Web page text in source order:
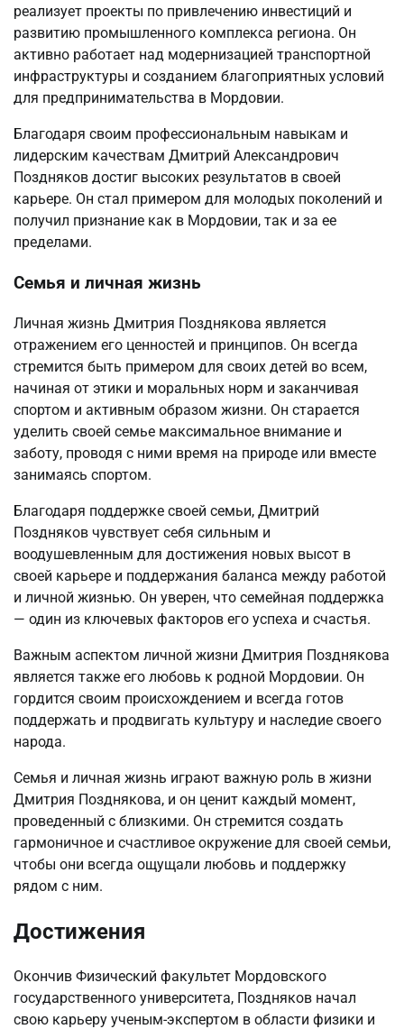
реализует проекты по привлечению инвестиций и
развитию промышленного комплекса региона. Он
активно работает над модернизацией транспортной
инфраструктуры и созданием благоприятных условий
для предпринимательства в Мордовии.
Благодаря своим профессиональным навыкам и
лидерским качествам Дмитрий Александрович
Поздняков достиг высоких результатов в своей
карьере. Он стал примером для молодых поколений и
получил признание как в Мордовии, так и за ее
пределами.
Семья и личная жизнь
Личная жизнь Дмитрия Позднякова является
отражением его ценностей и принципов. Он всегда
стремится быть примером для своих детей во всем,
начиная от этики и моральных норм и заканчивая
спортом и активным образом жизни. Он старается
уделить своей семье максимальное внимание и
заботу, проводя с ними время на природе или вместе
занимаясь спортом.
Благодаря поддержке своей семьи, Дмитрий
Поздняков чувствует себя сильным и
воодушевленным для достижения новых высот в
своей карьере и поддержания баланса между работой
и личной жизнью. Он уверен, что семейная поддержка
— один из ключевых факторов его успеха и счастья.
Важным аспектом личной жизни Дмитрия Позднякова
является также его любовь к родной Мордовии. Он
гордится своим происхождением и всегда готов
поддержать и продвигать культуру и наследие своего
народа.
Семья и личная жизнь играют важную роль в жизни
Дмитрия Позднякова, и он ценит каждый момент,
проведенный с близкими. Он стремится создать
гармоничное и счастливое окружение для своей семьи,
чтобы они всегда ощущали любовь и поддержку
рядом с ним.
Достижения
Окончив Физический факультет Мордовского
государственного университета, Поздняков начал
свою карьеру ученым-экспертом в области физики и